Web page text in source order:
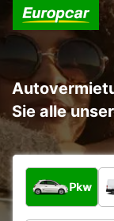
Sie alle
Welche Art
Pkw